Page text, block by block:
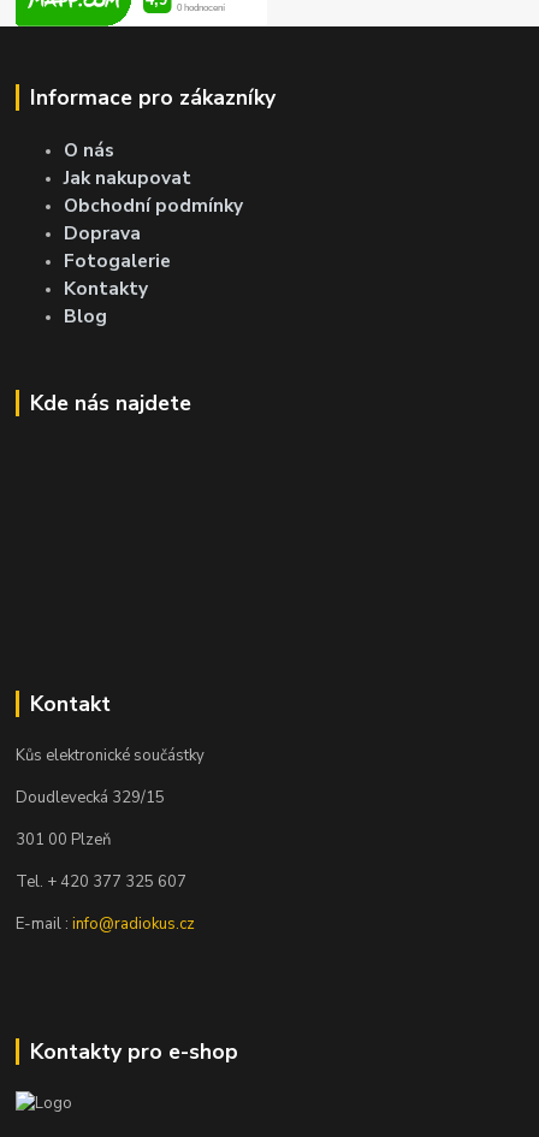
Informace pro zákazníky
O nás
Jak nakupovat
Obchodní podmínky
Doprava
Fotogalerie
Kontakty
Blog
Kde nás najdete
Kontakt
Kůs elektronické součástky
Doudlevecká 329/15
301 00 Plzeň
Tel. + 420 377 325 607
E-mail :info@radiokus.cz
Kontakty pro e-shop